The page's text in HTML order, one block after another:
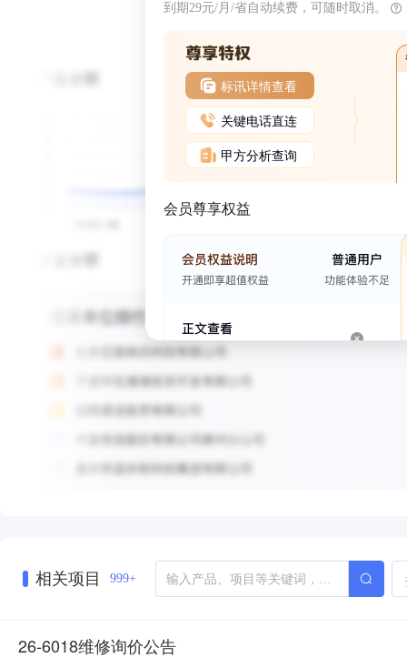
到期29元/月/省自动续费，可随时取消。
标讯详情查看
关键电话直连
甲方分析查询
会员尊享权益
相关项目 999+
26-6018维修询价公告